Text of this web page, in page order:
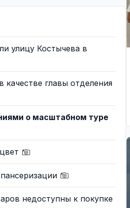
улицу Костычева в
главы отделения
о масштабном туре
недоступны к покупке